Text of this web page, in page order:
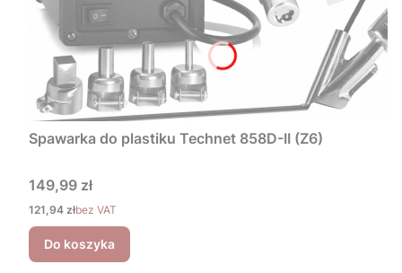
Spawarka do plastiku Technet 858D-II (Z6)
Cena
149,99 zł
Cena
121,94 złbez VAT
Do koszyka